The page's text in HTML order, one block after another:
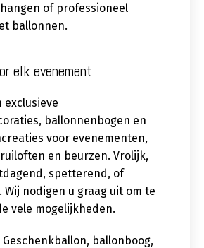
of professioneel
ballonnen.
elk evenement
exclusieve
ballonnenbogen en
voor evenementen,
en beurzen. Vrolijk,
spetterend, of
Wij nodigen u graag uit om te
vele mogelijkheden.
Geschenkballon, ballonboog,